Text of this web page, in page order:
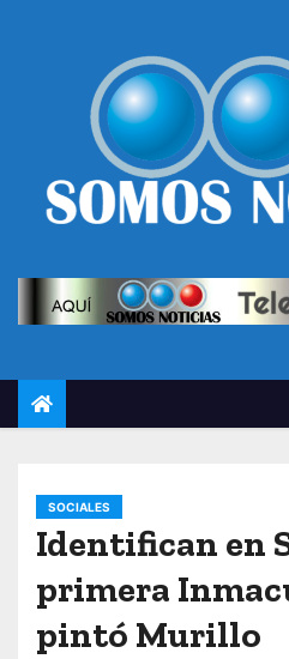
SOCIALES
Identifican en
primera
pintó Murillo